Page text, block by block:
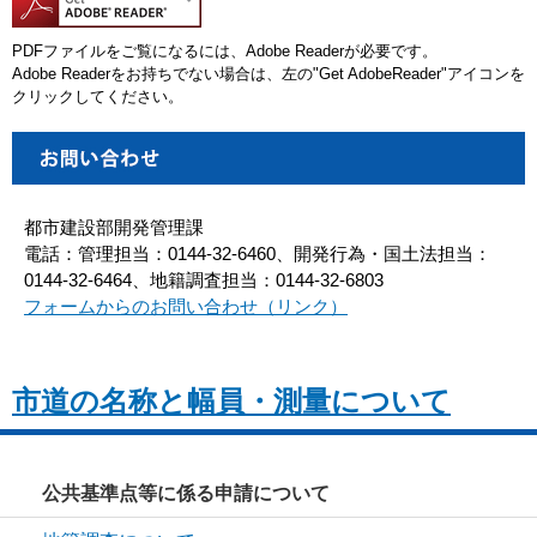
PDFファイルをご覧になるには、Adobe Readerが必要です。
Adobe Readerをお持ちでない場合は、左の"Get AdobeReader"アイコンを
クリックしてください。
都市建設部開発管理課
電話：管理担当：0144-32-6460、開発行為・国土法担当：
0144-32-6464、地籍調査担当：0144-32-6803
フォームからのお問い合わせ（リンク）
市道の名称と幅員・測量について
公共基準点等に係る申請について